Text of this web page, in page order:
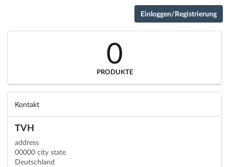
Einloggen/Registrierung
0
PRODUKTE
Kontakt
TVH
address
00000 city state
Deutschland